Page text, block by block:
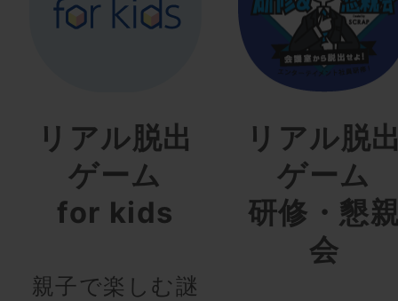
リアル脱出
ゲーム
for kids
親子で楽しむ謎
リアル脱
ゲーム
研修・懇
会